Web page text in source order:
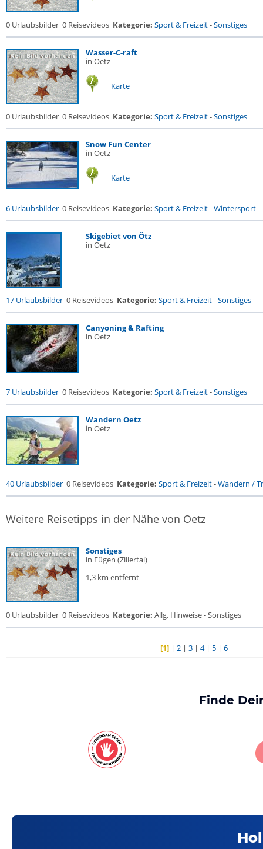
0 Urlaubsbilder 0 Reisevideos Kategorie: Sport & Freizeit-Sonstiges
Wasser-C-raft
in Oetz
Karte
0 Urlaubsbilder 0 Reisevideos Kategorie: Sport & Freizeit-Sonstiges
Snow Fun Center
in Oetz
Karte
6 Urlaubsbilder 0 Reisevideos Kategorie: Sport & Freizeit-Wintersport
Skigebiet von Ötz
in Oetz
17 Urlaubsbilder 0 Reisevideos Kategorie: Sport & Freizeit-Sonstiges
Canyoning & Rafting
in Oetz
7 Urlaubsbilder 0 Reisevideos Kategorie: Sport & Freizeit-Sonstiges
Wandern Oetz
in Oetz
40 Urlaubsbilder 0 Reisevideos Kategorie: Sport & Freizeit-Wandern /
Weitere Reisetipps in der Nähe von Oetz
Sonstiges
in Fügen (Zillertal)
1,3 km entfernt
0 Urlaubsbilder 0 Reisevideos Kategorie: Allg. Hinweise - Sonstiges
[1] |2 |3 |4| 5 |6
Finde